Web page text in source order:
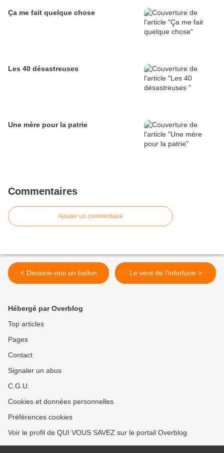
Ça me fait quelque chose
Les 40 désastreuses
Une mère pour la patrie
Commentaires
Ajouter un commentaire
< Dessine-moi un ballon Le vent de l’infortune >
Hébergé par Overblog
Top articles
Pages
Contact
Signaler un abus
C.G.U.
Cookies et données personnelles
Préférences cookies
Voir le profil de QUI VOUS SAVEZ sur le portail Overblog